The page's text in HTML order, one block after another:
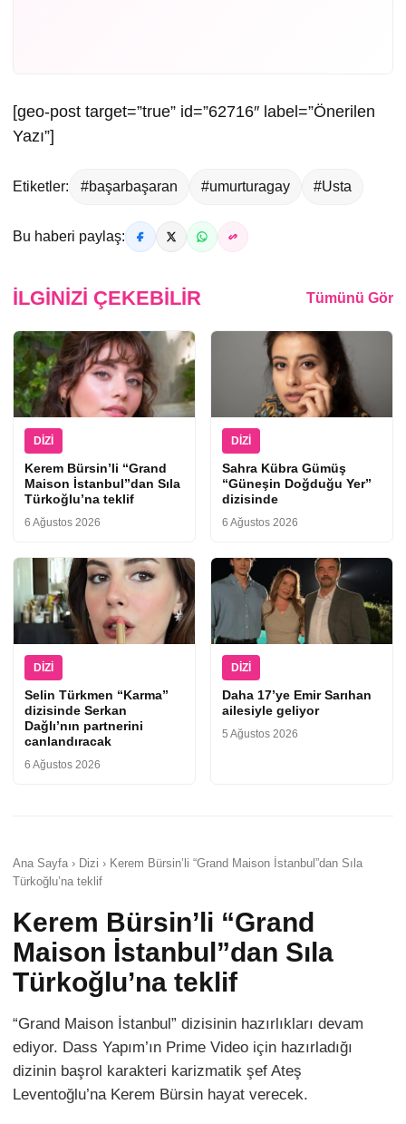
[geo-post target=”true” id=”62716″ label=”Önerilen
Yazı”]
Etiketler: #başarbaşaran #umurturagay #Usta
Bu haberi paylaş:
İLGINIZI ÇEKEBILIR Tümünü Gör
DIZI
Kerem Bürsin’li “Grand
Maison İstanbul”dan Sıla
Türkoğlu’na teklif
6 Ağustos 2026
DIZI
Sahra Kübra Gümüş
“Güneşin Doğduğu Yer”
dizisinde
6 Ağustos 2026
DIZI
Selin Türkmen “Karma”
dizisinde Serkan
Dağlı’nın partnerini
canlandıracak
6 Ağustos 2026
DIZI
Daha 17’ye Emir Sarıhan
ailesiyle geliyor
5 Ağustos 2026
Ana Sayfa › Dizi › Kerem Bürsin’li “Grand Maison İstanbul”dan Sıla
Türkoğlu’na teklif
Kerem Bürsin’li “Grand
Maison İstanbul”dan Sıla
Türkoğlu’na teklif
“Grand Maison İstanbul” dizisinin hazırlıkları devam
ediyor. Dass Yapım’ın Prime Video için hazırladığı
dizinin başrol karakteri karizmatik şef Ateş
Leventoğlu’na Kerem Bürsin hayat verecek.